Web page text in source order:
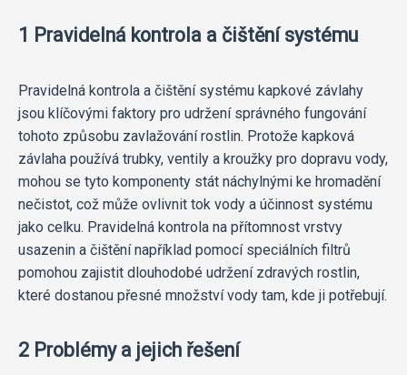
1 Pravidelná kontrola a čištění systému
Pravidelná kontrola a čištění systému kapkové závlahy
jsou klíčovými faktory pro udržení správného fungování
tohoto způsobu zavlažování rostlin. Protože kapková
závlaha používá trubky, ventily a kroužky pro dopravu vody,
mohou se tyto komponenty stát náchylnými ke hromadění
nečistot, což může ovlivnit tok vody a účinnost systému
jako celku. Pravidelná kontrola na přítomnost vrstvy
usazenin a čištění například pomocí speciálních filtrů
pomohou zajistit dlouhodobé udržení zdravých rostlin,
které dostanou přesné množství vody tam, kde ji potřebují.
2 Problémy a jejich řešení